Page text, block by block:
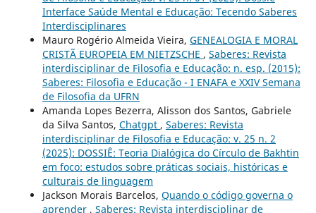
Interface Saúde Mental e Educação: Tecendo Saberes
Interdisciplinares
Mauro Rogério Almeida Vieira, GENEALOGIA E MORAL
CRISTÃ EUROPEIA EM NIETZSCHE , Saberes: Revista
interdisciplinar de Filosofia e Educação: n. esp. (2015):
Saberes: Filosofia e Educação - I ENAFA e XXIV Semana
de Filosofia da UFRN
Amanda Lopes Bezerra, Alisson dos Santos, Gabriele
da Silva Santos, Chatgpt , Saberes: Revista
interdisciplinar de Filosofia e Educação: v. 25 n. 2
(2025): DOSSIÊ: Teoria Dialógica do Círculo de Bakhtin
em foco: estudos sobre práticas sociais, históricas e
culturais de linguagem
Jackson Morais Barcelos, Quando o código governa o
aprender , Saberes: Revista interdisciplinar de